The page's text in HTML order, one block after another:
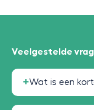
Veelgestelde
Wat is een